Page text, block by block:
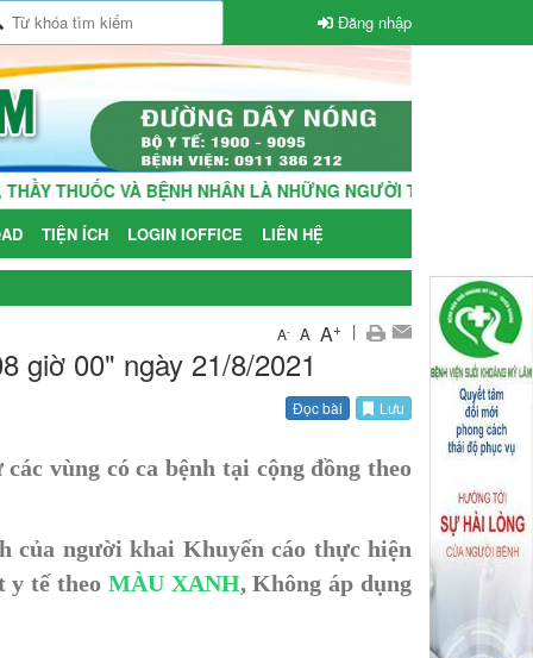
Đăng nhập
VÀ BỆNH NHÂN LÀ NHỮNG NGƯỜI THÂN TRONG GIA ĐÌNH!
TIỆN ÍCH LOGIN IOFFICE LIÊN HỆ
A- A A+ |
giờ 00" ngày 21/8/2021
Đọc bài Lưu
vùng có ca bệnh tại cộng đồng theo
của người khai Khuyến cáo thực hiện
y tế theo MÀU XANH, Không áp dụng